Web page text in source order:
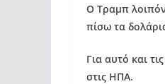
Ο Τραμπ
πίσω τα
Για αυτό και
στις ΗΠΑ.